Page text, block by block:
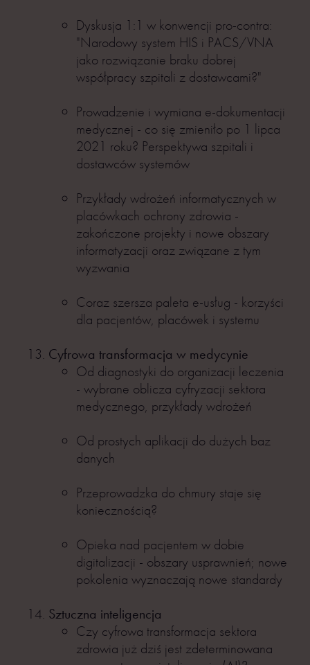
Dyskusja 1:1 w konwencji pro-contra:
"Narodowy system HIS i PACS/VNA
jako rozwiązanie braku dobrej
współpracy szpitali z dostawcami?"
Prowadzenie i wymiana e-dokumentacji
medycznej - co się zmieniło po 1 lipca
2021 roku? Perspektywa szpitali i
dostawców systemów
Przykłady wdrożeń informatycznych w
placówkach ochrony zdrowia -
zakończone projekty i nowe obszary
informatyzacji oraz związane z tym
wyzwania
Coraz szersza paleta e-usług - korzyści
dla pacjentów, placówek i systemu
Cyfrowa transformacja w medycynie
Od diagnostyki do organizacji leczenia
- wybrane oblicza cyfryzacji sektora
medycznego, przykłady wdrożeń
Od prostych aplikacji do dużych baz
danych
Przeprowadzka do chmury staje się
koniecznością?
Opieka nad pacjentem w dobie
digitalizacji - obszary usprawnień; nowe
pokolenia wyznaczają nowe standardy
Sztuczna inteligencja
Czy cyfrowa transformacja sektora
zdrowia już dziś jest zdeterminowana